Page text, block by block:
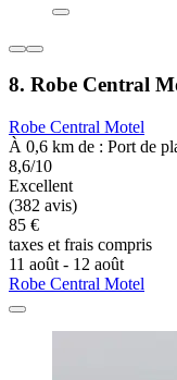
8. Robe Central
Robe Central Motel
À 0,6 km de : Port de
8,6/10
Excellent
(382 avis)
85 €
taxes et frais compris
11 août - 12 août
Robe Central Motel